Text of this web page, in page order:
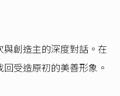
創造主的深度對話。在
受造原初的美善形象。